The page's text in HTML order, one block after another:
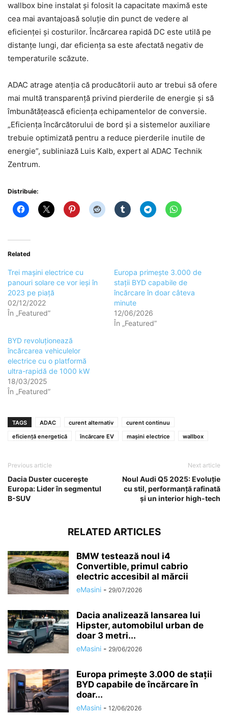
wallbox bine instalat și folosit la capacitate maximă este
cea mai avantajoasă soluție din punct de vedere al
eficienței și costurilor. Încărcarea rapidă DC este utilă pe
distanțe lungi, dar eficiența sa este afectată negativ de
temperaturile scăzute.
ADAC atrage atenția că producătorii auto ar trebui să ofere
mai multă transparență privind pierderile de energie și să
îmbunătățească eficiența echipamentelor de conversie.
„Eficiența încărcătorului de bord și a sistemelor auxiliare
trebuie optimizată pentru a reduce pierderile inutile de
energie”, subliniază Luis Kalb, expert al ADAC Technik
Zentrum.
Distribuie:
Related
Trei mașini electrice cu
panouri solare ce vor ieși în
2023 pe piață
02/12/2022
În „Featured”
Europa primește 3.000 de
stații BYD capabile de
încărcare în doar câteva
minute
12/06/2026
În „Featured”
BYD revoluționează
încărcarea vehiculelor
electrice cu o platformă
ultra-rapidă de 1000 kW
18/03/2025
În „Featured”
TAGS ADAC curent alternativ
curent continuu
eficiență energetică
încărcare EV mașini electrice wallbox
Previous article
Dacia Duster cucerește
Europa: Lider în segmentul
B-SUV
Next article
Noul Audi Q5 2025: Evoluție
cu stil, performanță rafinată
și un interior high-tech
RELATED ARTICLES
BMW testează noul i4
Convertible, primul cabrio
electric accesibil al mărcii
eMasini - 29/07/2026
Dacia analizează lansarea lui
Hipster, automobilul urban de
doar 3 metri...
eMasini - 29/06/2026
Europa primește 3.000 de stații
BYD capabile de încărcare în
doar...
eMasini - 12/06/2026